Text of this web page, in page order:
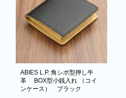
ABIES L.P. 角シボ型押し牛
革 BOX型小銭入れ （コイ
ンケース） ブラック